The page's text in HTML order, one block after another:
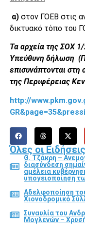
α) στον ΓΟΕΒ στις
δικτυακό τόπο του
Τα αρχεία της ΣΟΧ
Υπεύθυνη δήλωση
επισυνάπτονται στη
της Περιφέρειας
http://
Όλες οι Ειδήσεις
Θ. Τζάκρη –
διασύνδεση
αμέλεια
υπογειοποίηση
Αδελφοποίηση
Χιονοδρομικό
Συναυλία του
Μογλενών –